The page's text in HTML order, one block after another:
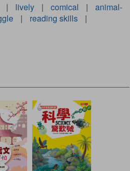
| lively | comical |
animal-
| reading skills
|